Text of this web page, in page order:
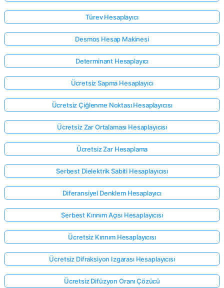
Buradan
yap!
Türev Hesaplayıcı
Desmos Hesap Makinesi
Determinant Hesaplayıcı
Ücretsiz Sapma Hesaplayıcı
Ücretsiz Çiğlenme Noktası Hesaplayıcısı
Ücretsiz Zar Ortalaması Hesaplayıcısı
Ücretsiz Zar Hesaplama
Serbest Dielektrik Sabiti Hesaplayıcısı
Diferansiyel Denklem Hesaplayıcı
Serbest Kırınım Açısı Hesaplayıcısı
Ücretsiz Kırınım Hesaplayıcısı
Ücretsiz Difraksiyon Izgarası Hesaplayıcısı
Ücretsiz Difüzyon Oranı Çözücü